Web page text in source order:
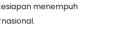
menempuh